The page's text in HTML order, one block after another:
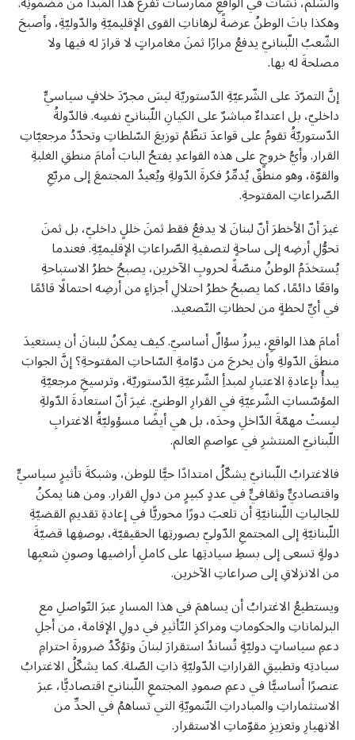
وهكذا باتَ الوطنُ عرضةً لرهاناتِ القوى الإقليميّةِ والدّوليّةِ، وأصبحَ
الشّعبُ اللّبنانيّ يدفعُ مرارًا ثمنَ مغامراتٍ لا قرارَ له فيها ولا
مصلحةَ له بها.
إنَّ التمرّدَ على الشّرعيّةِ الدّستوريّة ليسَ مجرّدَ خلافٍ سياسيٍّ
داخليّ، بل اعتداءٌ مباشرٌ على الكيانِ اللّبنانيّ نفسِه. فالدّولةُ
الدّستوريّةُ تقومُ على قواعدَ تنظّمُ توزيعَ السّلطاتِ وتحدّدُ مرجعيّاتِ
القرار. وأيُّ خروجٍ على هذه القواعدِ يفتحُ البابَ أمامَ منطقِ الغلبةِ
والقوّة، وهو منطقٌ يُدمِّرُ فكرةَ الدّولةِ ويُعيدُ المجتمعَ إلى مربّعِ
الصّراعاتِ المفتوحةِ.
غيرَ أنّ الأخطرَ أنّ لبنانَ لا يدفعُ فقط ثمنَ خللٍ داخليّ، بل ثمنَ
تحوُّلِ أرضِه إلى ساحةٍ لتصفيةِ الصّراعاتِ الإقليميّةِ. فعندما
يُستخدَمُ الوطنُ منصّةً لحروبِ الآخرين، يصبحُ خطرُ الاستباحةِ
واقعًا دائمًا، كما يصبحُ خطرُ احتلالِ أجزاءٍ من أرضِه احتمالًا قائمًا
في أيِّ لحظةٍ من لحظاتِ التّصعيد.
أمامَ هذا الواقعِ، يبرزُ سؤالٌ أساسيّ. كيف يمكنُ للبنانَ أن يستعيدَ
منطقَ الدّولةِ وأن يخرجَ من دوّامةِ السّاحاتِ المفتوحةِ؟ إنَّ الجوابَ
يبدأُ بإعادةِ الاعتبارِ لمبدأِ الشّرعيّةِ الدّستوريّة، وترسيخِ مرجعيّةِ
المؤسّساتِ الشّرعيّةِ في القرارِ الوطنيّ. غيرَ أنّ استعادةَ الدّولةِ
ليستْ مهمّةَ الدّاخلِ وحدَه، بل هي أيضًا مسؤوليّةُ الاغترابِ
اللّبنانيّ المنتشرِ في عواصمِ العالم.
فالاغترابُ اللّبنانيّ يشكّلُ امتدادًا حيًّا للوطن، وشبكةَ تأثيرٍ سياسيٍّ
واقتصاديٍّ وثقافيٍّ في عددٍ كبيرٍ من دولِ القرار. ومن هنا يمكنُ
للجالياتِ اللّبنانيّةِ أن تلعبَ دورًا محوريًّا في إعادةِ تقديمِ القضيّةِ
اللّبنانيّةِ إلى المجتمعِ الدّوليّ بصورتِها الحقيقيّة، بوصفِها قضيّةَ
دولةٍ تسعى إلى بسطِ سيادتِها على كاملِ أراضيها وصونِ شعبِها
من الانزلاقِ إلى صراعاتِ الآخرين.
ويستطيعُ الاغترابُ أن يساهمَ في هذا المسارِ عبرَ التّواصلِ مع
البرلماناتِ والحكوماتِ ومراكزِ التّأثيرِ في دولِ الإقامة، من أجلِ
دعمِ سياساتٍ دوليّةٍ تُساندُ استقرارَ لبنانَ وتؤكّدُ ضرورةَ احترامِ
سيادتِه وتطبيقِ القراراتِ الدّوليّةِ ذاتِ الصّلة. كما يشكّلُ الاغترابُ
عنصرًا أساسيًّا في دعمِ صمودِ المجتمعِ اللّبنانيّ اقتصاديًّا، عبرَ
الاستثماراتِ والمبادراتِ التّنمويّةِ التي تساهمُ في الحدِّ من
الانهيارِ وتعزيزِ مقوّماتِ الاستقرار.